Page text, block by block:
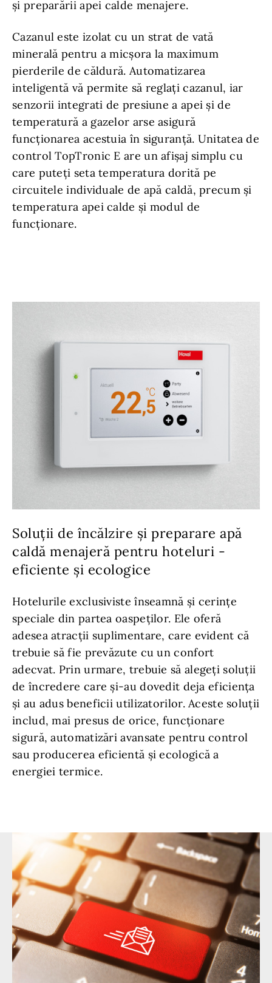
și preparării apei calde menajere.
Cazanul este izolat cu un strat de vată
minerală pentru a micșora la maximum
pierderile de căldură. Automatizarea
inteligentă vă permite să reglați cazanul, iar
senzorii integrati de presiune a apei și de
temperatură a gazelor arse asigură
funcționarea acestuia în siguranță. Unitatea de
control TopTronic E are un afișaj simplu cu
care puteți seta temperatura dorită pe
circuitele individuale de apă caldă, precum și
temperatura apei calde și modul de
funcționare.
Soluții de încălzire și preparare apă
caldă menajeră pentru hoteluri -
eficiente și ecologice
Hotelurile exclusiviste înseamnă și cerințe
speciale din partea oaspeților. Ele oferă
adesea atracții suplimentare, care evident că
trebuie să fie prevăzute cu un confort
adecvat. Prin urmare, trebuie să alegeți soluții
de încredere care și-au dovedit deja eficiența
și au adus beneficii utilizatorilor. Aceste soluții
includ, mai presus de orice, funcționare
sigură, automatizări avansate pentru control
sau producerea eficientă și ecologică a
energiei termice.